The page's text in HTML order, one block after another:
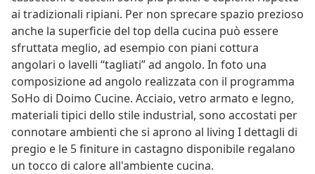
ai tradizionali ripiani. Per non sprecare spazio prezioso
anche la superficie del top della cucina può essere
sfruttata meglio, ad esempio con piani cottura
angolari o lavelli “tagliati” ad angolo. In foto una
composizione ad angolo realizzata con il programma
SoHo di Doimo Cucine. Acciaio, vetro armato e legno,
materiali tipici dello stile industrial, sono accostati per
connotare ambienti che si aprono al living I dettagli di
pregio e le 5 finiture in castagno disponibile regalano
un tocco di calore all'ambiente cucina.